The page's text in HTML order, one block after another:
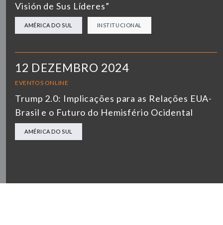
Visión de Sus Líderes”
AMÉRICA DO SUL INSTITUCIONAL
12 DEZEMBRO 2024
EVENTOS ONLINE
Trump 2.0: Implicações para as Relações EUA-
Brasil e o Futuro do Hemisfério Ocidental
AMÉRICA DO SUL